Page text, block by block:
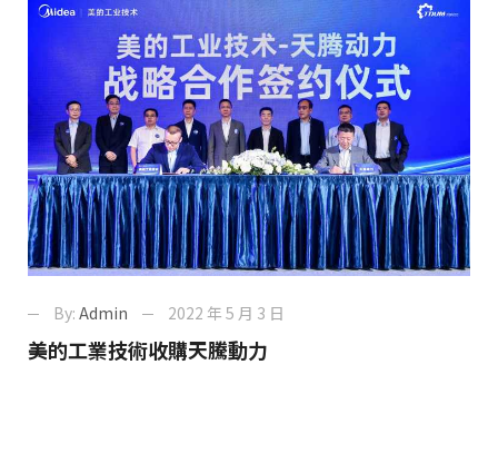
By: Admin 2022 年 5 月 3 日
美的工業技術收購天騰動力